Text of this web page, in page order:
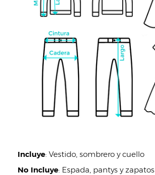
Incluye: Vestido, sombrero y cuello
No Incluye: Espada, pantys y zapatos